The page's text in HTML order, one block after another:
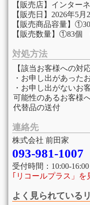
【販売店】インター
【販売日】2026年5月
【販売商品容量】
【販売数量】①83
対処方法
【該当お客様への対応
・お申し出があった
・お申し出がないお
可能性のあるお客様
代替品の送付
連絡先
株式会社 前田家
093-981-1007
受付時間：10:00-
｢リコールプラス」を
よく見られている